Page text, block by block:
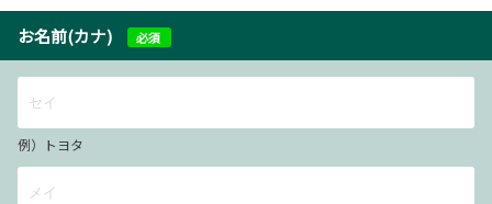
お名前(カナ) 必須
例）トヨタ